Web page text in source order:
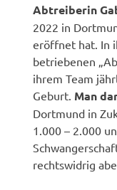
Abtreiberin
2022 in
eröffnet hat. In
betriebenen
ihrem Team
Geburt. Man
Dortmund in
1.000 – 2.000
rechtswidrig